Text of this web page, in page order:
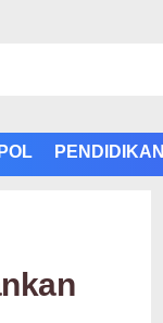
PENDIDIKAN